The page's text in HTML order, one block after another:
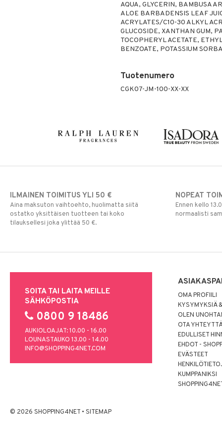
AQUA, GLYCERIN, BAMBUSA
ALOE BARBADENSIS LEAF
ACRYLATES/C10-30 ALKYL
GLUCOSIDE, XANTHAN GUM,
TOCOPHERYL ACETATE,
BENZOATE, POTASSIUM
Tuotenumero
CGK07-JM-100-XX-XX
ILMAINEN TOIMITUS YLI 50 €
Aina maksuton vaihtoehto, huolimatta siitä
ostatko yksittäisen tuotteen tai koko
tilauksellesi joka ylittää 50 €.
NOPEAT
Ennen kello
normaalisti
SOITA TAI LAITA MEILLE
SÄHKÖPOSTIA
0800 9 18486
AUKIOLOAJAT: 10.00 - 16.00
LOUNASTAUKO 13.00 - 14.00
INFO@SHOPPING4NET.COM
OMA PROFIILI
KYSYMYKSIÄ
OLEN
OTA
EDULLISET
EHDOT -
EVÄSTEET
KUMPPANIKSI
© 2026 SHOPPING4NET • SITEMAP